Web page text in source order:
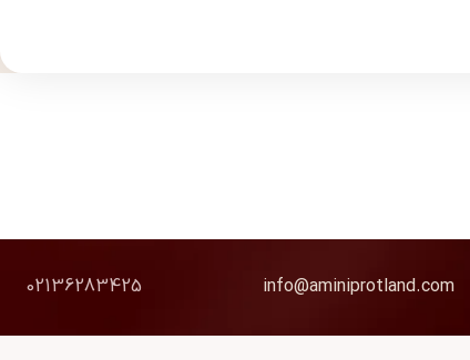
info@aminiprotland.com
02136283425